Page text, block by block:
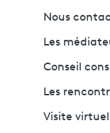
Nous
Les
Conseil
Les
Visite